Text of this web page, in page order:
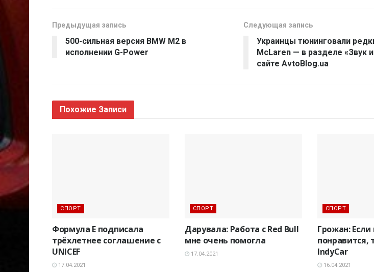
Предыдущая запись
500-сильная версия BMW M2 в
исполнении G-Power
Следующая запись
Украинцы тюнинговали
McLaren — в разделе «Звук
сайте AvtoBlog.ua
Похожие Записи
СПОРТ
Формула E подписала
трёхлетнее соглашение с
UNICEF
17.04.2021
СПОРТ
Дарувала: Работа с Red Bull
мне очень помогла
17.04.2021
СПОРТ
Грожан: Если
понравится,
IndyCar
16.04.2021